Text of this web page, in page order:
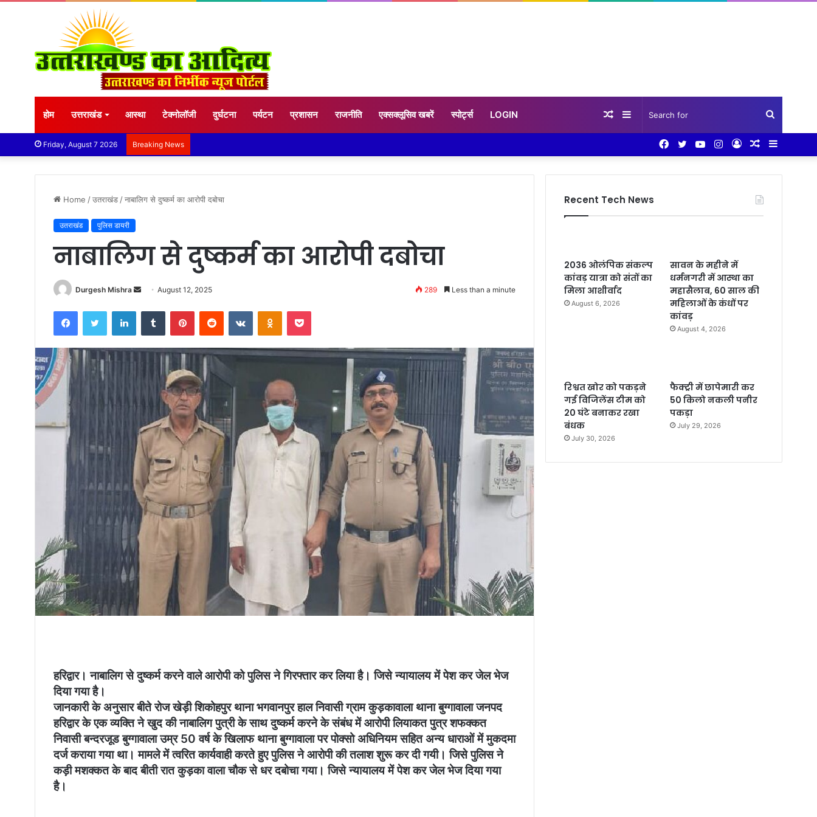
होम उत्तराखंड आस्था टेक्नोलॉजी दुर्घटना पर्यटन प्रशासन राजनीति एक्सक्लूसिव खबरें स्पोर्ट्स LOGIN Search
for
Sidebar
Random
Friday, August 7 2026 Breaking News Sidebar
Random
Log
Instagram
YouTube
Twitter
Facebook
Home /उतराखंड /नाबालिग से दुष्कर्म का आरोपी दबोचा
उतराखंड पुलिस डायरी
नाबालिग से दुष्कर्म का आरोपी दबोचा
Durgesh Mishra
Send
email
August 12, 2025 289 Less than a minute
FacebookTwitter LinkedInTumblr PinterestReddit VKontakteOdnoklassniki
Pocket
हरिद्वार। नाबालिग से दुष्कर्म करने वाले आरोपी को पुलिस ने गिरफ्तार कर लिया है। जिसे न्यायालय में पेश कर जेल भेज
दिया गया है।
जानकारी के अनुसार बीते रोज खेड़ी शिकोहपुर थाना भगवानपुर हाल निवासी ग्राम कुड़कावाला थाना बुग्गावाला जनपद
हरिद्वार के एक व्यक्ति ने खुद की नाबालिग पुत्री के साथ दुष्कर्म करने के संबंध में आरोपी लियाकत पुत्र शफक्कत
निवासी बन्दरजूड बुग्गावाला उम्र 50 वर्ष के खिलाफ थाना बुग्गावाला पर पोक्सो अधिनियम सहित अन्य धाराओं में मुकदमा
दर्ज कराया गया था। मामले में त्वरित कार्यवाही करते हुए पुलिस ने आरोपी की तलाश शुरू कर दी गयी। जिसे पुलिस ने
कड़ी मशक्कत के बाद बीती रात कुड़का वाला चौक से धर दबोचा गया। जिसे न्यायालय में पेश कर जेल भेज दिया गया
है।
Recent Tech News
2036 ओलंपिक संकल्प
कांवड़ यात्रा को संतों का
मिला आशीर्वाद
August 6, 2026
सावन के महीने में
धर्मनगरी में आस्था का
महासैलाब, 60 साल की
महिलाओं के कंधों पर
कांवड़
August 4, 2026
रिश्वत खोर को पकड़ने
गई विजिलेंस टीम को
20 घंटे बनाकर रखा
बंधक
July 30, 2026
फैक्ट्री में छापेमारी कर
50 किलो नकली पनीर
पकड़ा
July 29, 2026